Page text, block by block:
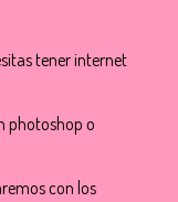
tener internet
photoshop o
con los